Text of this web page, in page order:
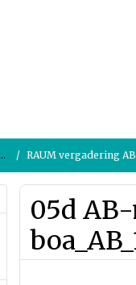
RAUM vergadering AB
05d